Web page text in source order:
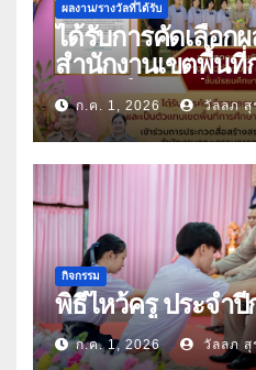
ผลงาน/รางวัลที่ได้รับ
ได้รับการคัดเลือก
สำนักงานเขตพื้นที่
มัธยมศึกษาศรีสะเ
ก.ค. 1, 2026 วัลลภ สุ
กิจกรรม
พิธีไหว้ครู ประจำ
ก.ค. 1, 2026 วัลลภ สุ